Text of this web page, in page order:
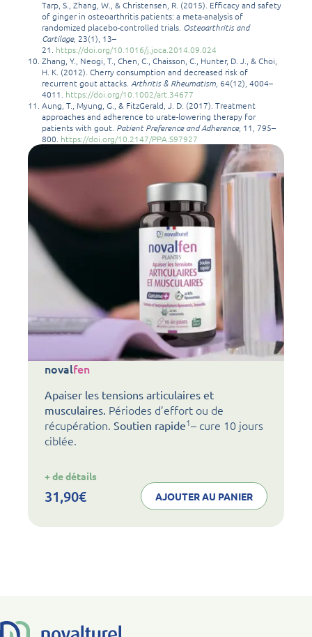
Tarp, S., Zhang, W., & Christensen, R. (2015). Efficacy and safety
of ginger in osteoarthritis patients: a meta-analysis of
randomized placebo-controlled trials. Osteoarthritis and
Cartilage, 23(1), 13–
21. https://doi.org/10.1016/j.joca.2014.09.024
Zhang, Y., Neogi, T., Chen, C., Chaisson, C., Hunter, D. J., & Choi,
H. K. (2012). Cherry consumption and decreased risk of
recurrent gout attacks. Arthritis & Rheumatism, 64(12), 4004–
4011. https://doi.org/10.1002/art.34677
Aung, T., Myung, G., & FitzGerald, J. D. (2017). Treatment
approaches and adherence to urate-lowering therapy for
patients with gout. Patient Preference and Adherence, 11, 795–
800. https://doi.org/10.2147/PPA.S97927
novalfen
Apaiser les tensions articulaires et
musculaires. Périodes d’effort ou de
récupération. Soutien rapide1– cure 10 jours
ciblée.
+ de détails
31,90€ AJOUTER AU PANIER